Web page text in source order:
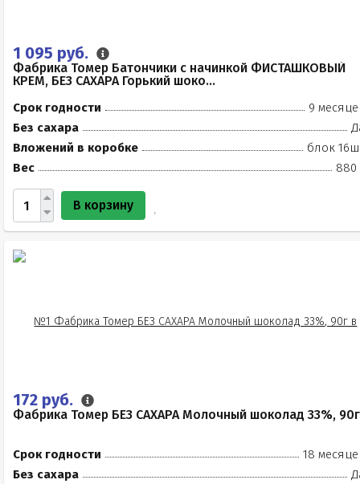
1 095 руб.
Фабрика Томер Батончики с начинкой ФИСТАШКОВЫЙ
КРЕМ, БЕЗ САХАРА Горький шоко...
Срок годности
9
Без сахара
Вложений в коробке
блок
Вес
880
В корзину
172 руб.
Фабрика Томер БЕЗ САХАРА Молочный шоколад 33%, 90г
Срок годности
18
Без сахара